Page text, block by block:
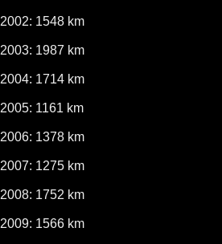
2002: 1548 km
2003: 1987 km
2004: 1714 km
2005: 1161 km
2006: 1378 km
2007: 1275 km
2008: 1752 km
2009: 1566 km